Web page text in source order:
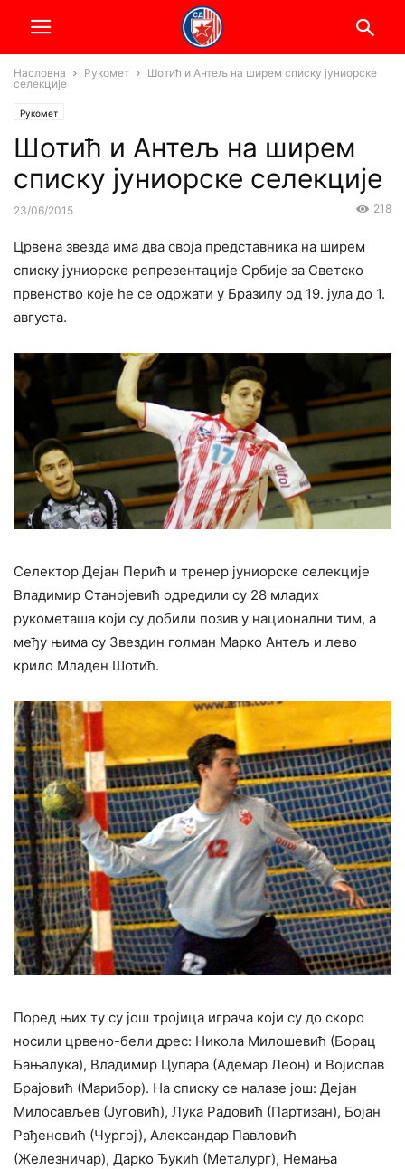
Насловна Рукомет
Шотић и Антељ на ширем списку јуниорске
селекције
Рукомет
Шотић и Антељ на ширем
списку јуниорске селекције
23/06/2015 218
Црвена звезда има два своја представника на ширем
списку јуниорске репрезентације Србије за Светско
првенство које ће се одржати у Бразилу од 19. јула до 1.
августа.
Селектор Дејан Перић и тренер јуниорске селекције
Владимир Станојевић одредили су 28 младих
рукометаша који су добили позив у национални тим, а
међу њима су Звездин голман Марко Антељ и лево
крило Младен Шотић.
Поред њих ту су још тројица играча који су до скоро
носили црвено-бели дрес: Никола Милошевић (Борац
Бањалука), Владимир Цупара (Адемар Леон) и Војислав
Брајовић (Марибор). На списку се налазе још: Дејан
Милосављев (Југовић), Лука Радовић (Партизан), Бојан
Рађеновић (Чургој), Александар Павловић
(Железничар), Дарко Ђукић (Металург), Немања